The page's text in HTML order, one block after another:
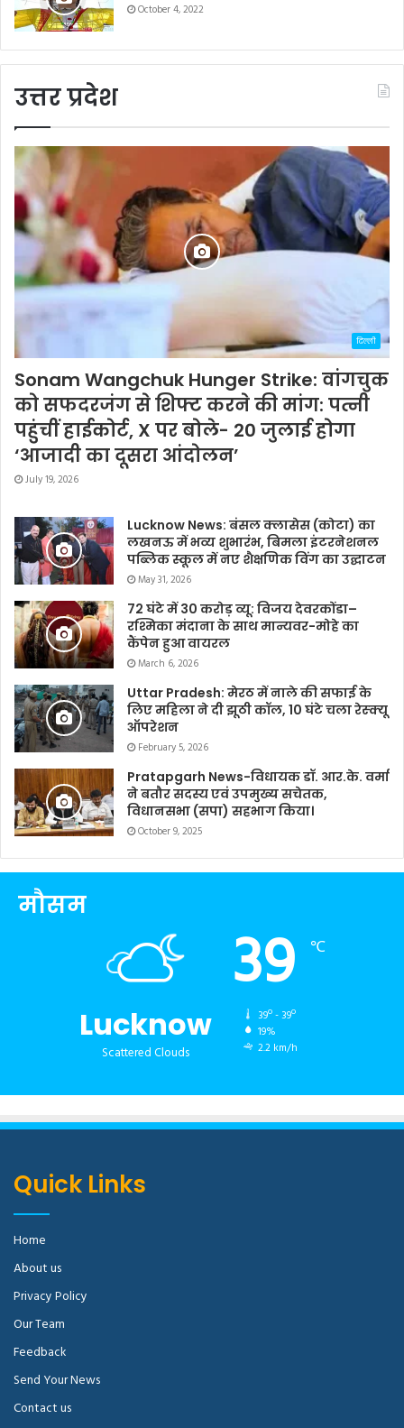
October 4, 2022
उत्तर प्रदेश
दिल्ली
Sonam Wangchuk Hunger Strike: वांगचुक
को सफदरजंग से शिफ्ट करने की मांग: पत्नी
पहुंचीं हाईकोर्ट, X पर बोले- 20 जुलाई होगा
‘आजादी का दूसरा आंदोलन’
July 19, 2026
Lucknow News: बंसल क्लासेस (कोटा) का
लखनऊ में भव्य शुभारंभ, बिमला इंटरनेशनल
पब्लिक स्कूल में नए शैक्षणिक विंग का उद्घाटन
May 31, 2026
72 घंटे में 30 करोड़ व्यू: विजय देवरकोंडा–
रश्मिका मंदाना के साथ मान्यवर-मोहे का
कैंपेन हुआ वायरल
March 6, 2026
Uttar Pradesh: मेरठ में नाले की सफाई के
लिए महिला ने दी झूठी कॉल, 10 घंटे चला रेस्क्यू
ऑपरेशन
February 5, 2026
Pratapgarh News-विधायक डॉ. आर.के. वर्मा
ने बतौर सदस्य एवं उपमुख्य सचेतक,
विधानसभा (सपा) सहभाग किया।
October 9, 2025
मौसम
Lucknow
Scattered Clouds
39 ℃
39º - 39º
19%
2.2 km/h
Quick Links
Home
About us
Privacy Policy
Our Team
Feedback
Send Your News
Contact us